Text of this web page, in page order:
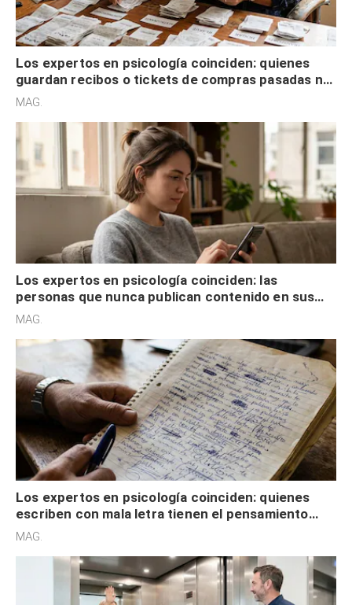
Los expertos en psicología coinciden: quienes
guardan recibos o tickets de compras pasadas no
son acumuladores, sino que tienen necesidad de
MAG.
Los expertos en psicología coinciden: las
personas que nunca publican contenido en sus
redes sociales no pretenden buscar validación
MAG.
Los expertos en psicología coinciden: quienes
escriben con mala letra tienen el pensamiento
acelerado y no lo hacen por desinterés
MAG.